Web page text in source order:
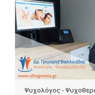
Ψυχολόγος -